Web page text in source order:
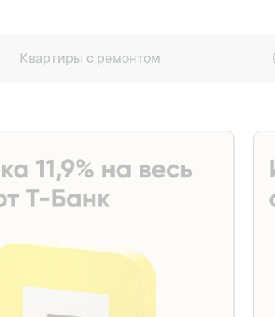
Квартиры с ремонтом